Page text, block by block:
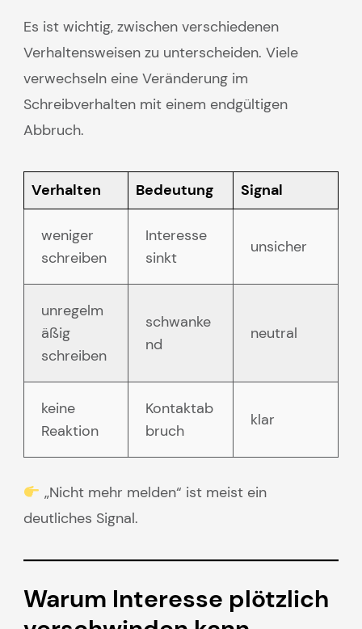
Es ist wichtig, zwischen verschiedenen
Verhaltensweisen zu unterscheiden. Viele
verwechseln eine Veränderung im
Schreibverhalten mit einem endgültigen
Abbruch.
Verhalten Bedeutung Signal
weniger
schreiben
Interesse
sinkt
unsicher
unregelm
äßig
schreiben
schwanke
nd
neutral
keine
Reaktion
Kontaktab
bruch
klar
„Nicht mehr melden“ ist meist ein
deutliches Signal.
Warum Interesse plötzlich